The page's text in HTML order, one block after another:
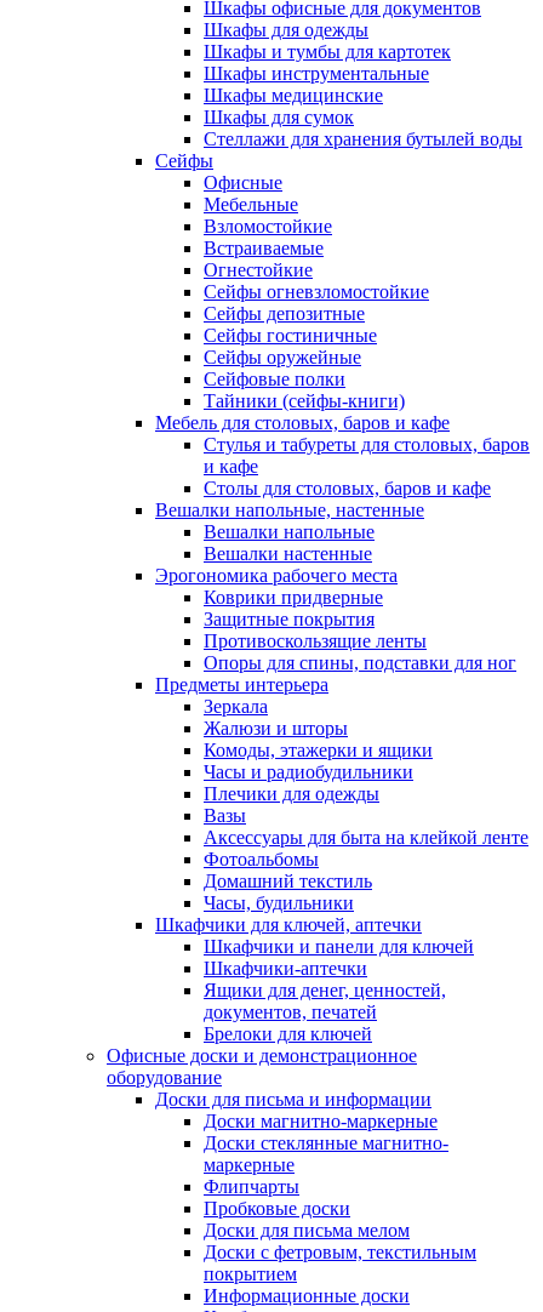
Шкафы офисные для документов
Шкафы для одежды
Шкафы и тумбы для картотек
Шкафы инструментальные
Шкафы медицинские
Шкафы для сумок
Стеллажи для хранения бутылей воды
Сейфы
Офисные
Мебельные
Взломостойкие
Встраиваемые
Огнестойкие
Сейфы огневзломостойкие
Сейфы депозитные
Сейфы гостиничные
Сейфы оружейные
Сейфовые полки
Тайники (сейфы-книги)
Мебель для столовых, баров и кафе
Стулья и табуреты для столовых, баров
и кафе
Столы для столовых, баров и кафе
Вешалки напольные, настенные
Вешалки напольные
Вешалки настенные
Эрогономика рабочего места
Коврики придверные
Защитные покрытия
Противоскользящие ленты
Опоры для спины, подставки для ног
Предметы интерьера
Зеркала
Жалюзи и шторы
Комоды, этажерки и ящики
Часы и радиобудильники
Плечики для одежды
Вазы
Аксессуары для быта на клейкой ленте
Фотоальбомы
Домашний текстиль
Часы, будильники
Шкафчики для ключей, аптечки
Шкафчики и панели для ключей
Шкафчики-аптечки
Ящики для денег, ценностей,
документов, печатей
Брелоки для ключей
Офисные доски и демонстрационное
оборудование
Доски для письма и информации
Доски магнитно-маркерные
Доски стеклянные магнитно-
маркерные
Флипчарты
Пробковые доски
Доски для письма мелом
Доски с фетровым, текстильным
покрытием
Информационные доски